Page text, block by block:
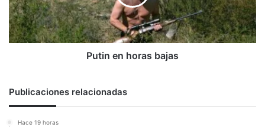
Putin en horas bajas
Publicaciones relacionadas
Hace 19 horas